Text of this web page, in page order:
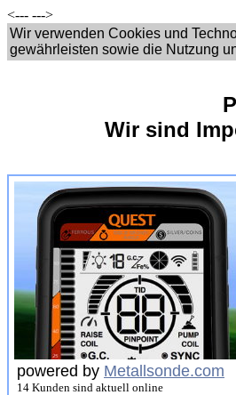
<--- --->
Wir verwenden Cookies und
gewährleisten sowie die Nutzung
Wir sind
powered by Metallsonde.com
14 Kunden sind aktuell online